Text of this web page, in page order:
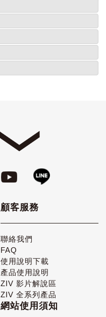
顧客服務
聯絡我們
FAQ
使用說明下載
產品使用說明
ZIV 影片解說區
ZIV 全系列產品
網站使用須知